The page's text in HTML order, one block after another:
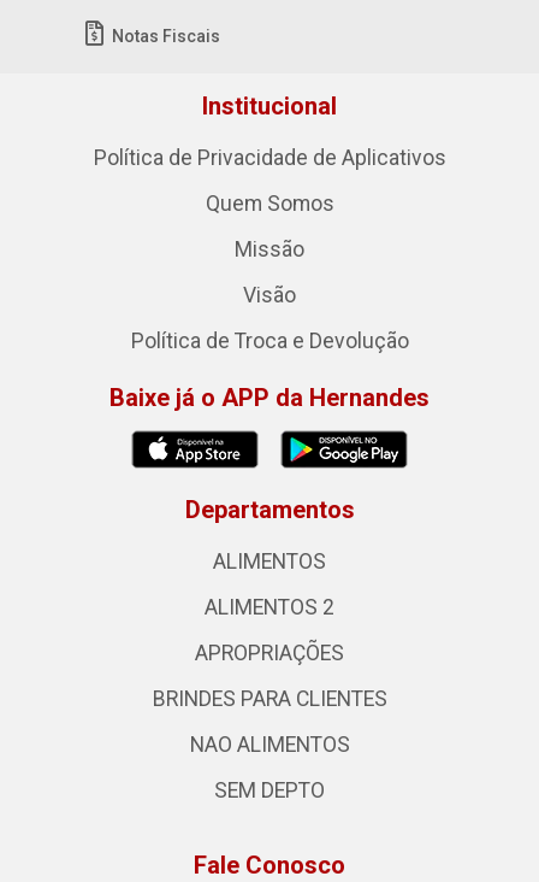
Notas Fiscais
Institucional
Política de Privacidade de Aplicativos
Quem Somos
Missão
Visão
Política de Troca e Devolução
Baixe já o APP da Hernandes
Departamentos
ALIMENTOS
ALIMENTOS 2
APROPRIAÇÕES
BRINDES PARA CLIENTES
NAO ALIMENTOS
SEM DEPTO
Fale Conosco